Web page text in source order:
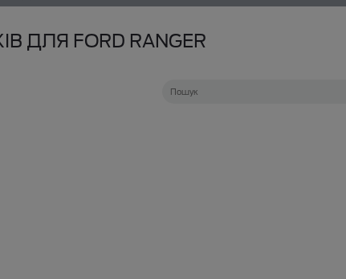
ДЛЯ FORD RANGER